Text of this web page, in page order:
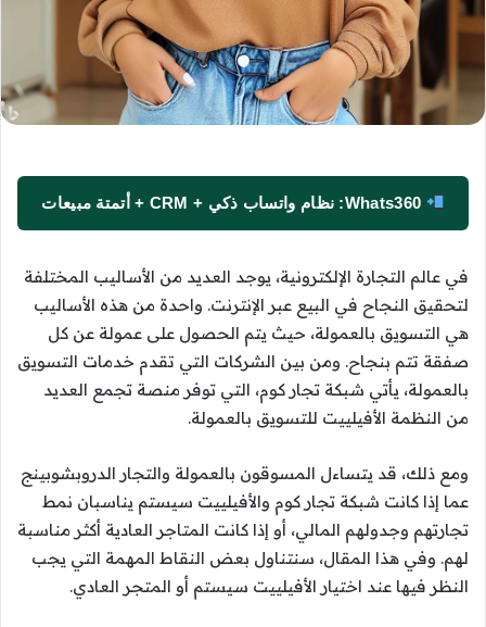
في عالم التجارة الإلكترونية، يوجد العديد من الأساليب المختلفة
لتحقيق النجاح في البيع عبر الإنترنت. واحدة من هذه الأساليب
هي التسويق بالعمولة، حيث يتم الحصول على عمولة عن كل
صفقة تتم بنجاح. ومن بين الشركات التي تقدم خدمات التسويق
بالعمولة، يأتي شبكة تجار كوم، التي توفر منصة تجمع العديد
من النظمة الأفيلييت للتسويق بالعمولة.
ومع ذلك، قد يتساءل المسوقون بالعمولة والتجار الدروبشوبينج
عما إذا كانت شبكة تجار كوم والأفيلييت سيستم يناسبان نمط
تجارتهم وجدولهم المالي، أو إذا كانت المتاجر العادية أكثر مناسبة
لهم. وفي هذا المقال، سنتناول بعض النقاط المهمة التي يجب
النظر فيها عند اختيار الأفيلييت سيستم أو المتجر العادي.